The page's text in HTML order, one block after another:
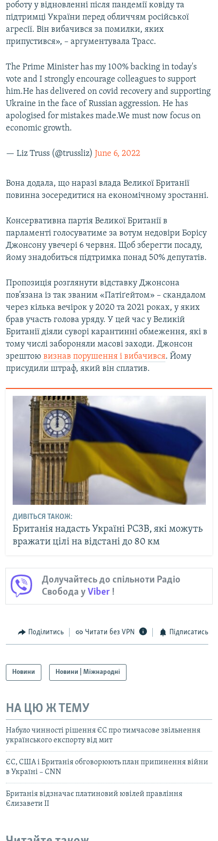
роботу у відновленні після пандемії ковіду та
підтримці України перед обличчям російської
агресії. Він вибачився за помилки, яких
припустився», – аргументувала Трасс.
The Prime Minister has my 100% backing in today's
vote and I strongly encourage colleagues to support
him.He has delivered on covid recovery and supporting
Ukraine in the face of Russian aggression. He has
apologised for mistakes made.We must now focus on
economic growth.
— Liz Truss (@trussliz) June 6, 2022
Вона додала, що наразі влада Великої Британії
повинна зосередитися на економічному зростанні.
Консервативна партія Великої Британії в
парламенті голосуватиме за вотум недовіри Борісу
Джонсону увечері 6 червня. Щоб зберегти посаду,
йому знадобиться підтримка понад 50% депутатів.
Пропозиція розглянути відставку Джонсона
пов’язана із так званим «Патіґейтом» – скандалом
через кілька вечірок у 2020 та 2021 роках, у яких
брав участь голова уряду. У цей час у Великій
Британії діяли суворі карантинні обмеження, які в
тому числі забороняли масові заходи. Джонсон
зрештою визнав порушення і вибачився. Йому
присудили штраф, який він сплатив.
ДИВІТЬСЯ ТАКОЖ:
Британія надасть Україні РСЗВ, які можуть
вражати цілі на відстані до 80 км
Долучайтесь до спільноти Радіо
Свобода уViber !
Поділитись Читати без VPN Підписатись
Новини Новини | Міжнародні
НА ЦЮ Ж ТЕМУ
Набуло чинності рішення ЄС про тимчасове звільнення
українського експорту від мит
ЄС, США і Британія обговорюють план припинення війни
в Україні – CNN
Британія відзначає платиновий ювілей правління
Єлизавети II